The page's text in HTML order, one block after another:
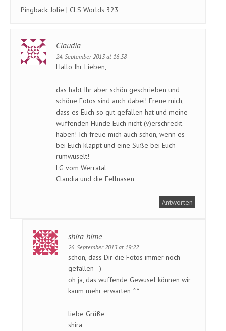
Pingback: Jolie | CLS Worlds 323
Claudia
24. September 2013 at 16:58
Hallo Ihr Lieben,
das habt Ihr aber schön geschrieben und
schöne Fotos sind auch dabei! Freue mich,
dass es Euch so gut gefallen hat und meine
wuffenden Hunde Euch nicht (v)erschreckt
haben! Ich freue mich auch schon, wenn es
bei Euch klappt und eine Süße bei Euch
rumwuselt!
LG vom Werratal
Claudia und die Fellnasen
Antworten
shira-hime
26. September 2013 at 19:22
schön, dass Dir die Fotos immer noch
gefallen =)
oh ja, das wuffende Gewusel können wir
kaum mehr erwarten ^^
liebe Grüße
shira